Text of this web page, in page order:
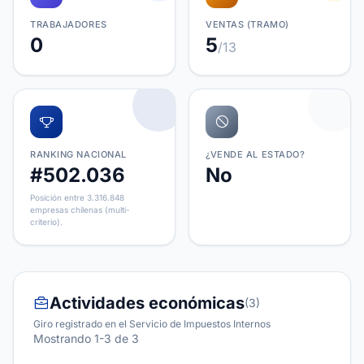
TRABAJADORES
0
VENTAS (TRAMO)
5/13
RANKING NACIONAL
#502.036
Posición entre 3.316.848
empresas chilenas (multi-
criterio).
¿VENDE AL ESTADO?
No
Actividades económicas(3)
Giro registrado en el Servicio de Impuestos Internos
Mostrando 1-3 de 3